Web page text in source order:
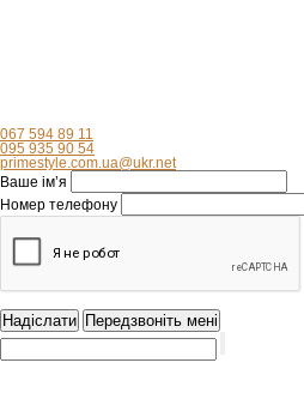
067 594 89 11
095 935 90 54
primestyle.com.ua@ukr.net
Ваше ім’я
Номер телефону